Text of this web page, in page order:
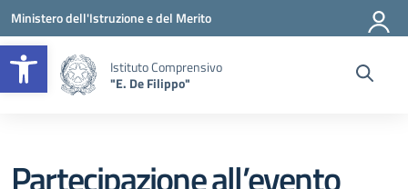
Apri la barra degli strumenti
Vai ai contenuti
Vai al menu di navigazione
Vai al footer
Ministero dell'Istruzione e del Merito
Istituto Comprensivo
"E. De Filippo"